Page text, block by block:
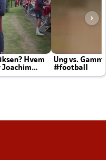
Hvem
Joachim
Ung vs.
#football